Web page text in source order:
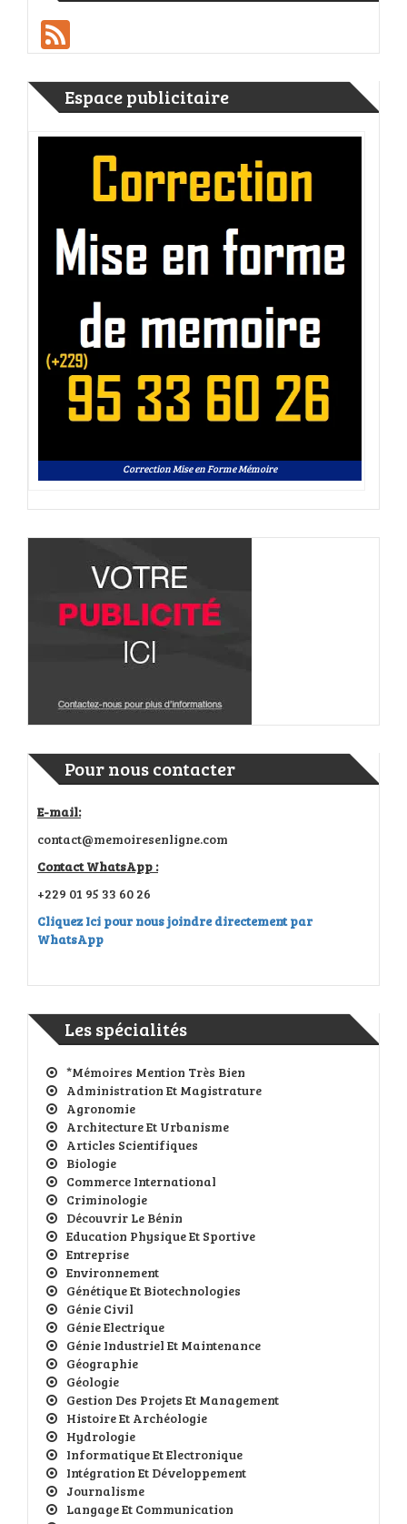
Espace publicitaire
Correction Mise en Forme Mémoire
Pour nous contacter
E-mail:
contact@memoiresenligne.com
Contact WhatsApp :
+229 01 95 33 60 26
Cliquez Ici pour nous joindre directement par
WhatsApp
Les spécialités
*Mémoires Mention Très Bien
Administration Et Magistrature
Agronomie
Architecture Et Urbanisme
Articles Scientifiques
Biologie
Commerce International
Criminologie
Découvrir Le Bénin
Education Physique Et Sportive
Entreprise
Environnement
Génétique Et Biotechnologies
Génie Civil
Génie Electrique
Génie Industriel Et Maintenance
Géographie
Géologie
Gestion Des Projets Et Management
Histoire Et Archéologie
Hydrologie
Informatique Et Electronique
Intégration Et Développement
Journalisme
Langage Et Communication